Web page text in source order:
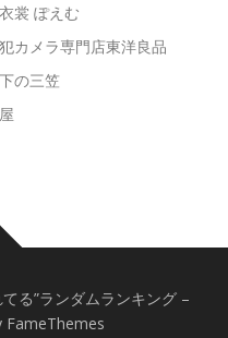
裳 ぽえむ
カメラ専門店東洋良品
の三笠
る”ランダムランキング –
FameThemes